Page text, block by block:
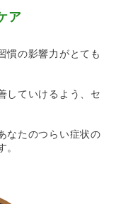
ア
慣の影響力がとても
していけるよう、セ
なたのつらい症状の